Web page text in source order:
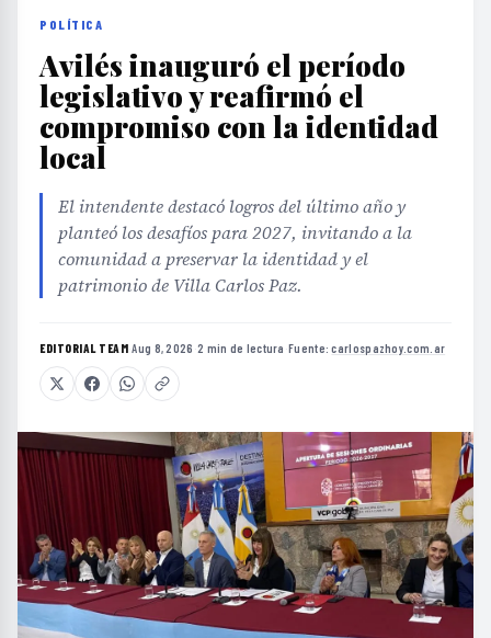
POLÍTICA
Avilés inauguró el período
legislativo y reafirmó el
compromiso con la identidad
local
El intendente destacó logros del último año y
planteó los desafíos para 2027, invitando a la
comunidad a preservar la identidad y el
patrimonio de Villa Carlos Paz.
EDITORIAL TEAM·Aug 8, 2026 ·2 min de lectura ·Fuente:carlospazhoy.com.ar